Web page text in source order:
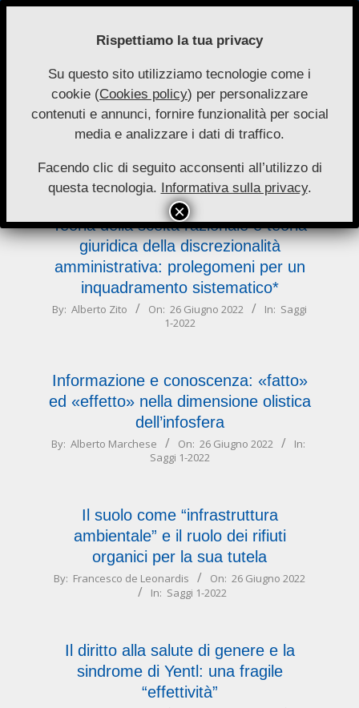
Skip
Nuove
Autonomie
Primary
Navigation
Menu
Teoria della scelta razionale e teoria
giuridica della discrezionalità
amministrativa: prolegomeni per un
inquadramento sistematico*
2022-
By: Alberto Zito On: 26 Giugno 2022 In: Saggi
1-2022
Informazione e conoscenza: «fatto»
ed «effetto» nella dimensione olistica
dell’infosfera
2022-
By: Alberto Marchese On: 26 Giugno 2022
In:
Saggi 1-2022
Il suolo come “infrastruttura
ambientale” e il ruolo dei rifiuti
organici per la sua tutela
2022-
By: Francesco de Leonardis On: 26 Giugno 2022
In: Saggi 1-2022
Il diritto alla salute di genere e la
sindrome di Yentl: una fragile
“effettività”
Rispettiamo la tua privacy
Su questo sito utilizziamo tecnologie come i
cookie (Cookies policy) per personalizzare
contenuti e annunci, fornire funzionalità per social
media e analizzare i dati di traffico.
Facendo clic di seguito acconsenti all’utilizzo di
questa tecnologia. Informativa sulla privacy.